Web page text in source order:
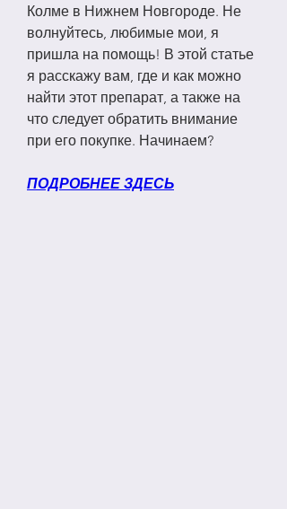
Колме в Нижнем Новгороде. Не
волнуйтесь, любимые мои, я
пришла на помощь! В этой статье
я расскажу вам, где и как можно
найти этот препарат, а также на
что следует обратить внимание
при его покупке. Начинаем?
ПОДРОБНЕЕ ЗДЕСЬ